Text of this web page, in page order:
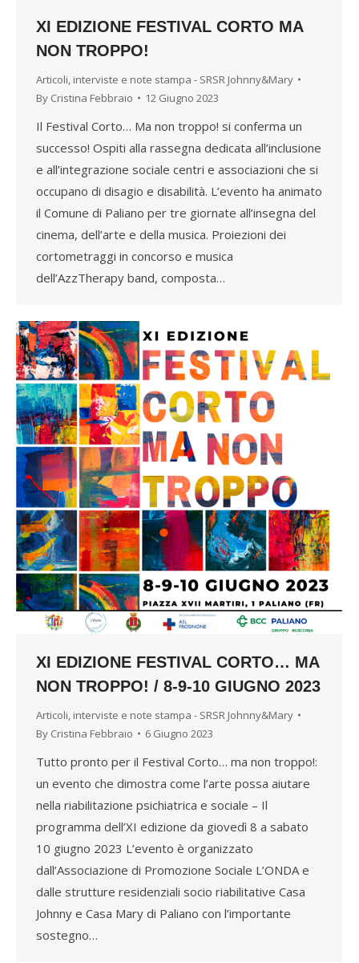
XI EDIZIONE FESTIVAL CORTO MA
NON TROPPO!
Articoli, interviste e note stampa - SRSR Johnny&Mary
By Cristina Febbraio 12 Giugno 2023
Il Festival Corto… Ma non troppo! si conferma un
successo! Ospiti alla rassegna dedicata all’inclusione
e all’integrazione sociale centri e associazioni che si
occupano di disagio e disabilità. L’evento ha animato
il Comune di Paliano per tre giornate all’insegna del
cinema, dell’arte e della musica. Proiezioni dei
cortometraggi in concorso e musica
dell’AzzTherapy band, composta…
XI EDIZIONE FESTIVAL CORTO… MA
NON TROPPO! / 8-9-10 GIUGNO 2023
Articoli, interviste e note stampa - SRSR Johnny&Mary
By Cristina Febbraio 6 Giugno 2023
Tutto pronto per il Festival Corto… ma non troppo!:
un evento che dimostra come l’arte possa aiutare
nella riabilitazione psichiatrica e sociale – Il
programma dell’XI edizione da giovedì 8 a sabato
10 giugno 2023 L’evento è organizzato
dall’Associazione di Promozione Sociale L’ONDA e
dalle strutture residenziali socio riabilitative Casa
Johnny e Casa Mary di Paliano con l’importante
sostegno…